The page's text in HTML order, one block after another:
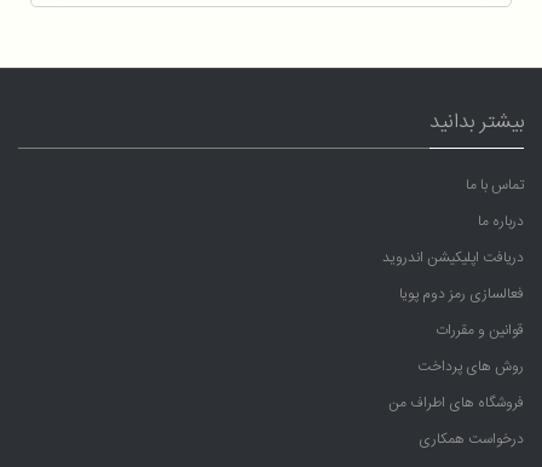
بیشتر بدانید
تماس با ما
درباره ما
دریافت اپلیکیشن اندروید
فعالسازی رمز دوم پویا
قوانین و مقررات
روش های پرداخت
فروشگاه های اطراف من
درخواست همکاری